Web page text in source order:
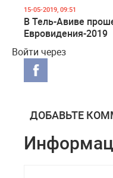
15-05-2019, 09:51
В Тель-Авиве
Евровидения-2019
Войти через
ДОБАВЬТЕ